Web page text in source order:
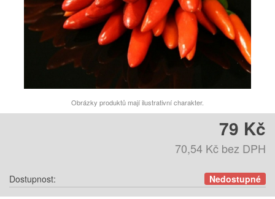
Obrázky produktů mají ilustrativní charakter.
79 Kč
70,54 Kč bez DPH
Dostupnost: Nedostupné